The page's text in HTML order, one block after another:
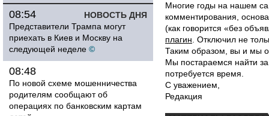
НОВОСТЬ ДНЯ
08:54
Представители Трампа могут
приехать в Киев и Москву на
следующей неделе ©
08:48
По новой схеме мошенничества
родителям сообщают об
операциях по банковским картам
Многие годы на нашем
комментирования,
(как говорится «без
плагин . Отключил не
Таким образом, вы и мы
Мы постараемся найти
потребуется время.
С уважением,
Редакция